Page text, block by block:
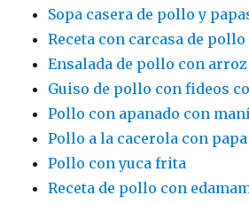
Sopa casera de pollo y
Receta con carcasa de pollo
Ensalada de pollo con
Guiso de pollo con fideos
Pollo con apanado con
Pollo a la cacerola con papa
Pollo con yuca frita
Receta de pollo con